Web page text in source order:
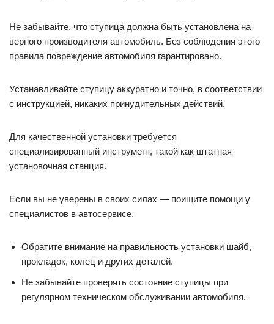
Не забывайте, что ступица должна быть установлена на
верного производителя автомобиль. Без соблюдения этого
правила повреждение автомобиля гарантировано.
Устанавливайте ступицу аккуратно и точно, в соответствии
с инструкцией, никаких принудительных действий.
Для качественной установки требуется
специализированный инструмент, такой как штатная
установочная станция.
Если вы не уверены в своих силах — поищите помощи у
специалистов в автосервисе.
Обратите внимание на правильность установки шайб,
прокладок, колец и других деталей.
Не забывайте проверять состояние ступицы при
регулярном техническом обслуживании автомобиля.